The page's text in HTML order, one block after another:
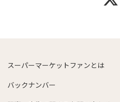
スーパーマーケットファンとは
バックナンバー